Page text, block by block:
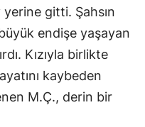
gitti. Şahsın
endişe yaşayan
Kızıyla birlikte
kaybeden
M.Ç., derin bir